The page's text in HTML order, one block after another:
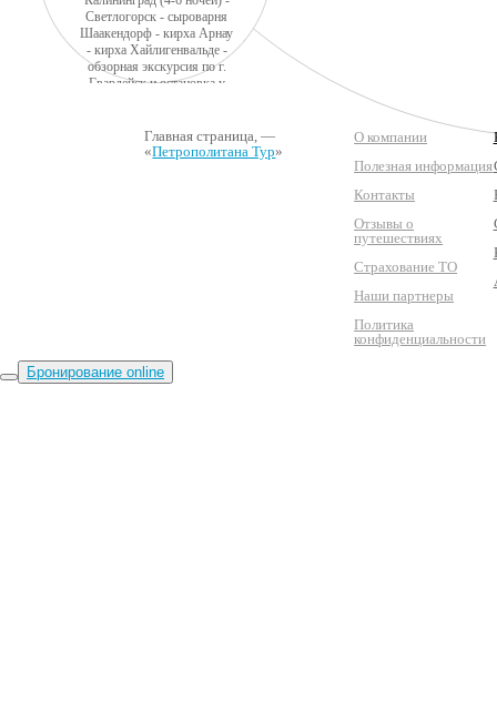
Светлогорск - сыроварня
Шаакендорф - кирха Арнау
- кирха Хайлигенвальде -
обзорная экскурсия по г.
Гвардейск и остановка у
Георгенбург- г. Черняховск
- НП Куршская коса -
Главная страница, —
«Петрополитана Тур»
О компании
Полезная информация
Контакты
Отзывы о
путешествиях
Страхование ТО
Наши партнеры
Политика
конфиденциальности
Бронирование online